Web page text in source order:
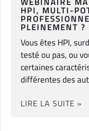
HPI, MULTI-
PLEINEMENT ?
Vous êtes HPI,
testé ou pas, ou
certaines
différentes des
LIRE LA SUITE »